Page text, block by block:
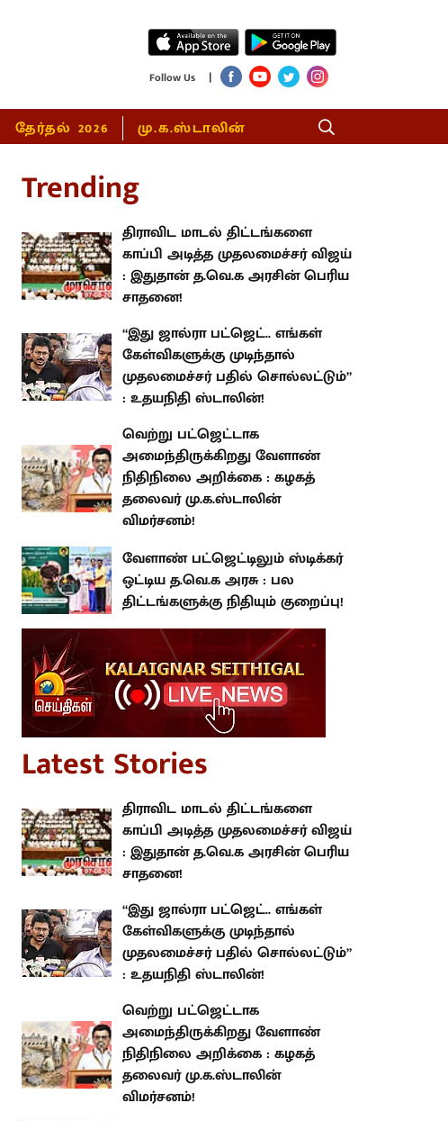
Follow Us |
தேர்தல் 2026 மு.க.ஸ்டாலின்
Trending
திராவிட மாடல் திட்டங்களை
காப்பி அடித்த முதலமைச்சர் விஜய்
: இதுதான் த.வெ.க அரசின் பெரிய
சாதனை!
“இது ஜால்ரா பட்ஜெட்.. எங்கள்
கேள்விகளுக்கு முடிந்தால்
முதலமைச்சர் பதில் சொல்லட்டும்”
: உதயநிதி ஸ்டாலின்!
வெற்று பட்ஜெட்டாக
அமைந்திருக்கிறது வேளாண்
நிதிநிலை அறிக்கை : கழகத்
தலைவர் மு.க.ஸ்டாலின்
விமர்சனம்!
வேளாண் பட்ஜெட்டிலும் ஸ்டிக்கர்
ஒட்டிய த.வெ.க அரசு : பல
திட்டங்களுக்கு நிதியும் குறைப்பு!
Latest Stories
திராவிட மாடல் திட்டங்களை
காப்பி அடித்த முதலமைச்சர் விஜய்
: இதுதான் த.வெ.க அரசின் பெரிய
சாதனை!
“இது ஜால்ரா பட்ஜெட்.. எங்கள்
கேள்விகளுக்கு முடிந்தால்
முதலமைச்சர் பதில் சொல்லட்டும்”
: உதயநிதி ஸ்டாலின்!
வெற்று பட்ஜெட்டாக
அமைந்திருக்கிறது வேளாண்
நிதிநிலை அறிக்கை : கழகத்
தலைவர் மு.க.ஸ்டாலின்
விமர்சனம்!